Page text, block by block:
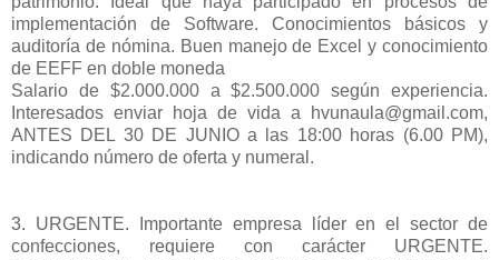
implementación de Software. Conocimientos básicos y
auditoría de nómina. Buen manejo de Excel y conocimiento
de EEFF en doble moneda
Salario de $2.000.000 a $2.500.000 según experiencia.
Interesados enviar hoja de vida a hvunaula@gmail.com,
ANTES DEL 30 DE JUNIO a las 18:00 horas (6.00 PM),
indicando número de oferta y numeral.
3. URGENTE. Importante empresa líder en el sector de
confecciones, requiere con carácter URGENTE.